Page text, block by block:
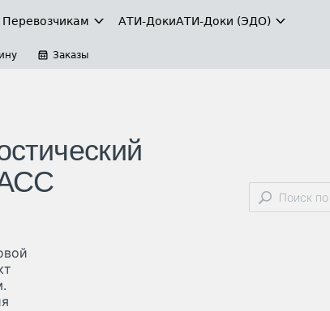
Перевозчикам АТИ-ДокиАТИ-Доки (ЭДО)
Заказы